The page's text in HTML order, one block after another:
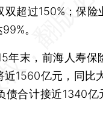
超过150%；保险
。
末，前海人寿保
近1560亿元，同比
债合计接近1340亿